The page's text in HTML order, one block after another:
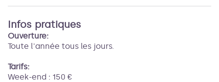
Infos pratiques
Ouverture:
Toute l'année tous les jours.
Tarifs:
Week-end : 150 €